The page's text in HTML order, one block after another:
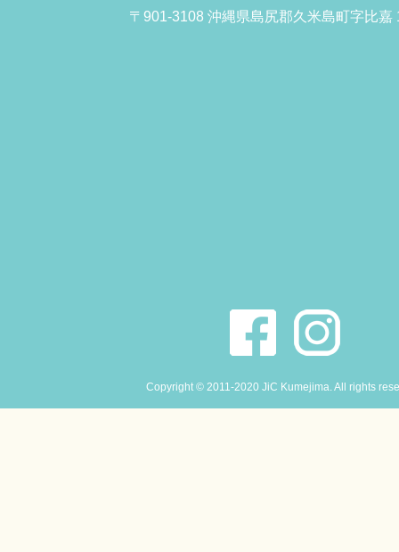
〒901-3108 沖縄県島尻郡久米島町字比嘉
Copyright © 2011-2020 JiC Kumejima. All rights